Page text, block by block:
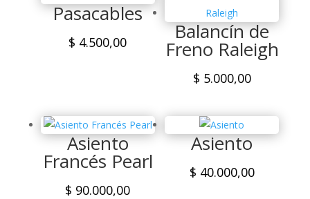
Pasacables
$ 4.500,00 Balancín de
Freno Raleigh
$ 5.000,00
Asiento
Francés Pearl
$ 90.000,00
Asiento
$ 40.000,00